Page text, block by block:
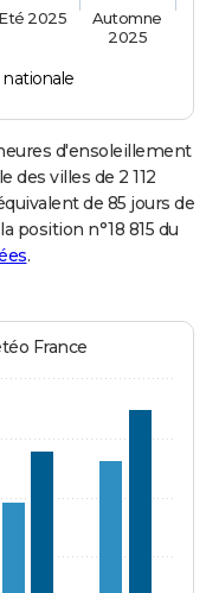
Eté 2025
Automne
2025
d'ensoleillement
des villes de 2 112
de 85 jours de
position n°18 815 du
.
France